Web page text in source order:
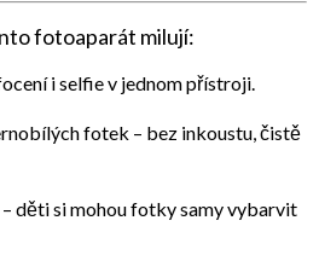
fotoaparát milují:
i selfie v jednom přístroji.
fotek – bez inkoustu, čistě
– děti si mohou fotky samy vybarvit